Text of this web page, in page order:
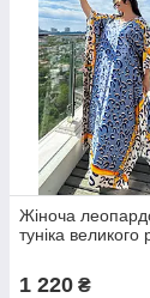
Жіноча
туніка великого
1 220 ₴